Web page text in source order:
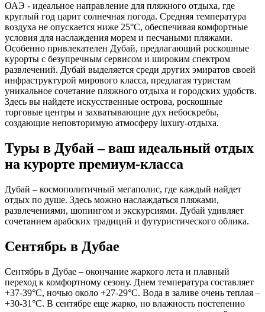
ОАЭ - идеальное направление для пляжного отдыха, где
круглый год царит солнечная погода. Средняя температура
воздуха не опускается ниже 25°C, обеспечивая комфортные
условия для наслаждения морем и песчаными пляжами.
Особенно привлекателен Дубай, предлагающий роскошные
курорты с безупречным сервисом и широким спектром
развлечений. Дубай выделяется среди других эмиратов своей
инфраструктурой мирового класса, предлагая туристам
уникальное сочетание пляжного отдыха и городских удобств.
Здесь вы найдете искусственные острова, роскошные
торговые центры и захватывающие дух небоскребы,
создающие неповторимую атмосферу luxury-отдыха.
Туры в Дубай – ваш идеальный отдых
на курорте премиум-класса
Дубай – космополитичный мегаполис, где каждый найдет
отдых по душе. Здесь можно наслаждаться пляжами,
развлечениями, шопингом и экскурсиями. Дубай удивляет
сочетанием арабских традиций и футуристического облика.
Сентябрь в Дубае
Сентябрь в Дубае – окончание жаркого лета и плавный
переход к комфортному сезону. Днем температура составляет
+37-39°C, ночью около +27-29°C. Вода в заливе очень теплая –
+30-31°C. В сентябре еще жарко, но влажность постепенно